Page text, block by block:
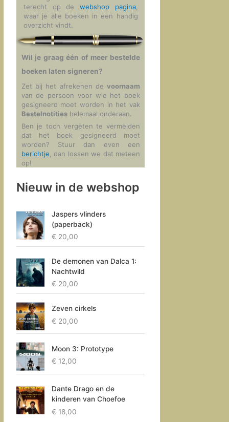
terecht op dewebshop pagina,
waar je alle boeken in een handig
overzicht vindt.
Wil je graag één of meer bestelde
boeken laten signeren?
Zet bij het afrekenen devoornaam
van de persoon voor wie het boek
gesigneerd moet worden in het vak
Bestelnotitieshelemaal onderaan.
Ben je toch vergeten te vermelden
dat het boek gesigneerd moet
worden? Stuur dan even een
berichtje , dan lossen we dat meteen
op!
Nieuw in de webshop
Jaspers vlinders
(paperback)
€ 20,00
De demonen van Dalca 1:
Nachtwild
€ 20,00
Zeven cirkels
€ 20,00
Moon 3: Prototype
€ 12,00
Dante Drago en de
kinderen van Choefoe
€ 18,00